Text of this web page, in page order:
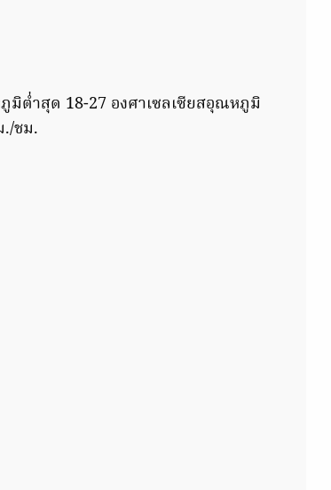
ต่ำสุด 18-27 องศาเซลเซียสอุณหภูมิ
./ชม.